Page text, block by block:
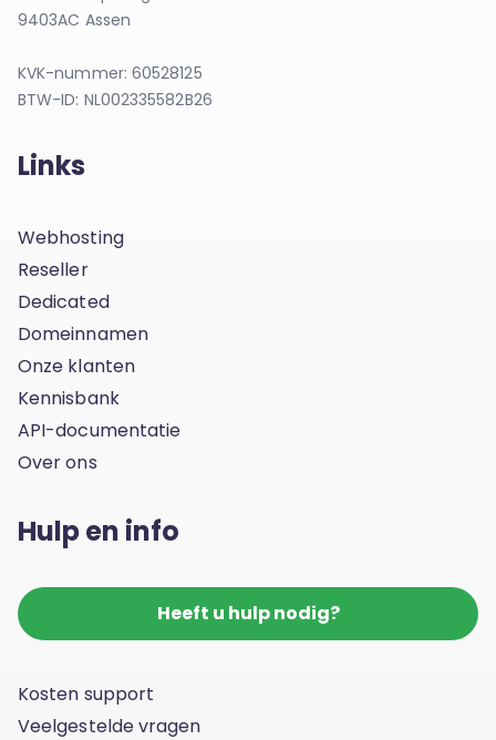
9403AC Assen
KVK-nummer: 60528125
BTW-ID: NL002335582B26
Links
Webhosting
Reseller
Dedicated
Domeinnamen
Onze klanten
Kennisbank
API-documentatie
Over ons
Hulp en info
Heeft u hulp nodig?
Kosten support
Veelgestelde vragen